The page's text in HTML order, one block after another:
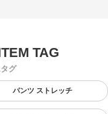
グ
パンツ ストレッチ